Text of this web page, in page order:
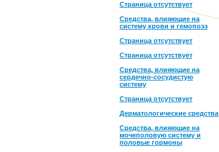
Страница отсутствует
Средства, влияющие на
систему крови и гемопоэз
Страница отсутствует
Страница отсутствует
Средства, влияющие на
сердечно-сосудистую
систему
Страница отсутствует
Дерматологические средства
Средства, влияющие на
мочеполовую систему и
половые гормоны